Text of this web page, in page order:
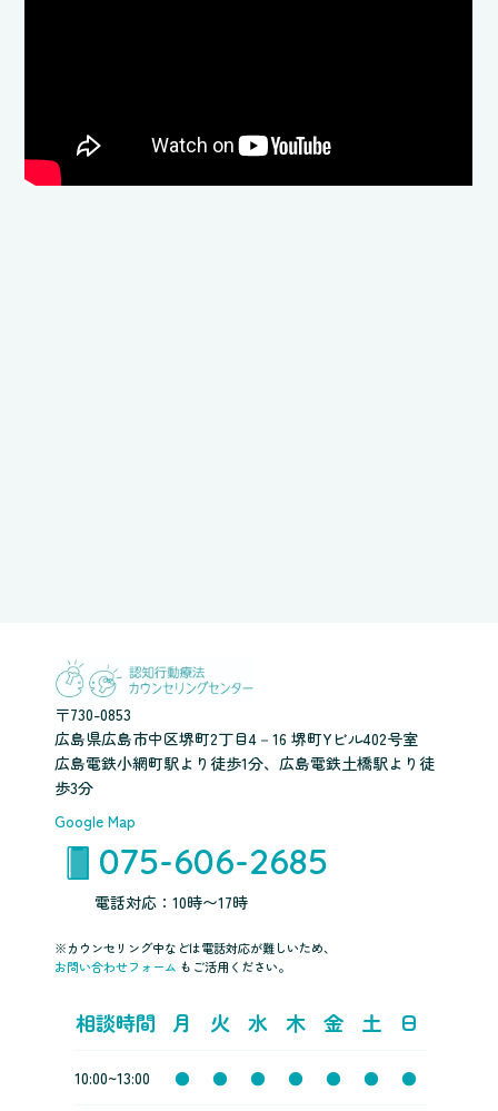
〒730-0853
広島県広島市中区堺町2丁目4－16 堺町Yビル402号室
広島電鉄小網町駅より徒歩1分、広島電鉄土橋駅より徒
歩3分
Google Map
075-606-2685
電話対応：10時〜17時
※カウンセリング中などは電話対応が難しいため、
お問い合わせフォーム もご活用ください。
相談時間 月 火 水 木 金 土 日
10:00~13:00 ● ● ● ● ● ● ●